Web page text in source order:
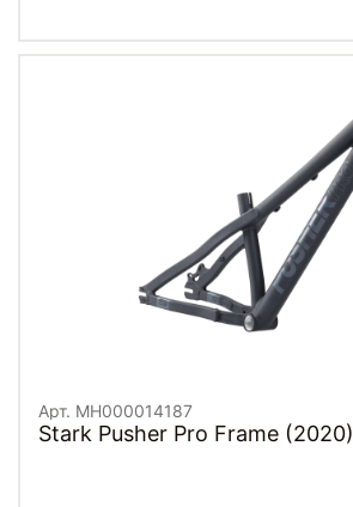
Арт. MH000014187
Stark Pusher Pro Frame (2020)